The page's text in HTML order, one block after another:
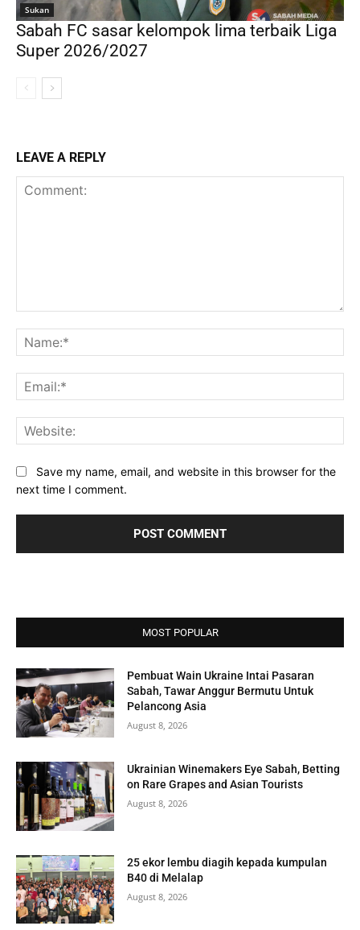
Sukan
Sabah FC sasar kelompok lima terbaik Liga
Super 2026/2027
LEAVE A REPLY
Save my name, email, and website in this browser for the
next time I comment.
MOST POPULAR
Pembuat Wain Ukraine Intai Pasaran
Sabah, Tawar Anggur Bermutu Untuk
Pelancong Asia
August 8, 2026
Ukrainian Winemakers Eye Sabah, Betting
on Rare Grapes and Asian Tourists
August 8, 2026
25 ekor lembu diagih kepada kumpulan
B40 di Melalap
August 8, 2026